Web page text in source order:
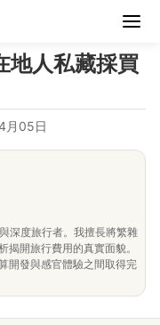
地人私藏採買
月05日
深度旅行者。我擅長將繁雜
開旅行費用的真實面貌。
開發與感官體驗之間取得完